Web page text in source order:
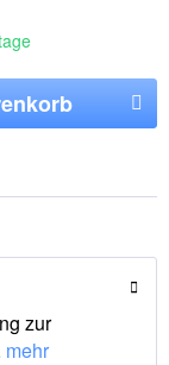
zur
mehr